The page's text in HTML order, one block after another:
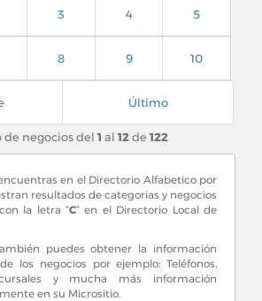
3 4 5
8 9 10
Último
de negocios del1 al12de122
en el Directorio Alfabetico por
resultados de categorias y negocios
la letra “C” en el Directorio Local de
puedes obtener la información
los negocios por ejemplo: Teléfonos,
y mucha más información
en su Micrositio.